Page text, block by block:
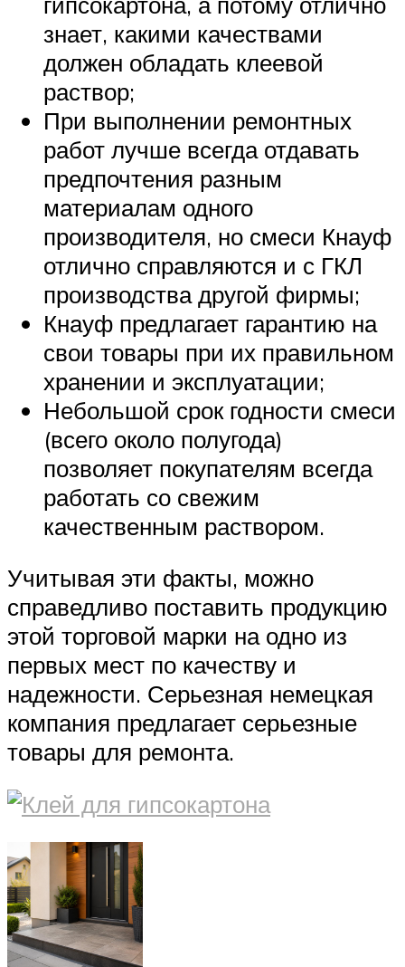
знает, какими качествами
должен обладать клеевой
раствор;
При выполнении ремонтных
работ лучше всегда отдавать
предпочтения разным
материалам одного
производителя, но смеси Кнауф
отлично справляются и с ГКЛ
производства другой фирмы;
Кнауф предлагает гарантию на
свои товары при их правильном
хранении и эксплуатации;
Небольшой срок годности смеси
(всего около полугода)
позволяет покупателям всегда
работать со свежим
качественным раствором.
Учитывая эти факты, можно
справедливо поставить продукцию
этой торговой марки на одно из
первых мест по качеству и
надежности. Серьезная немецкая
компания предлагает серьезные
товары для ремонта.